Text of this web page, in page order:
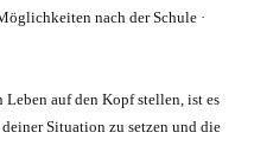
nach der Schule ·
auf den Kopf stellen, ist es
Situation zu setzen und die